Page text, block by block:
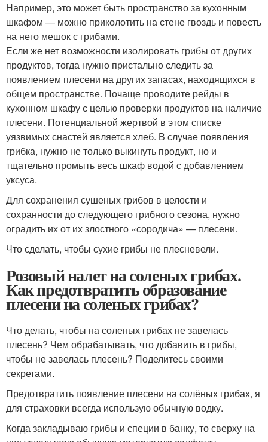
Например, это может быть пространство за кухонным
шкафом — можно приколотить на стене гвоздь и повесть
на него мешок с грибами.
Если же нет возможности изолировать грибы от других
продуктов, тогда нужно пристально следить за
появлением плесени на других запасах, находящихся в
общем пространстве. Почаще проводите рейды в
кухонном шкафу с целью проверки продуктов на наличие
плесени. Потенциальной жертвой в этом списке
уязвимых снастей является хлеб. В случае появления
грибка, нужно не только выкинуть продукт, но и
тщательно промыть весь шкаф водой с добавлением
уксуса.
Для сохранения сушеных грибов в целости и
сохранности до следующего грибного сезона, нужно
оградить их от их злостного «сородича» — плесени.
Что сделать, чтобы сухие грибы не плесневели.
Розовый налет на соленых грибах.
Как предотвратить образование
плесени на соленых грибах?
Что делать, чтобы на соленых грибах не завелась
плесень? Чем обрабатывать, что добавить в грибы,
чтобы не завелась плесень? Поделитесь своими
секретами.
Предотвратить появление плесени на солёных грибах, я
для страховки всегда использую обычную водку.
Когда закладываю грибы и специи в банку, то сверху на